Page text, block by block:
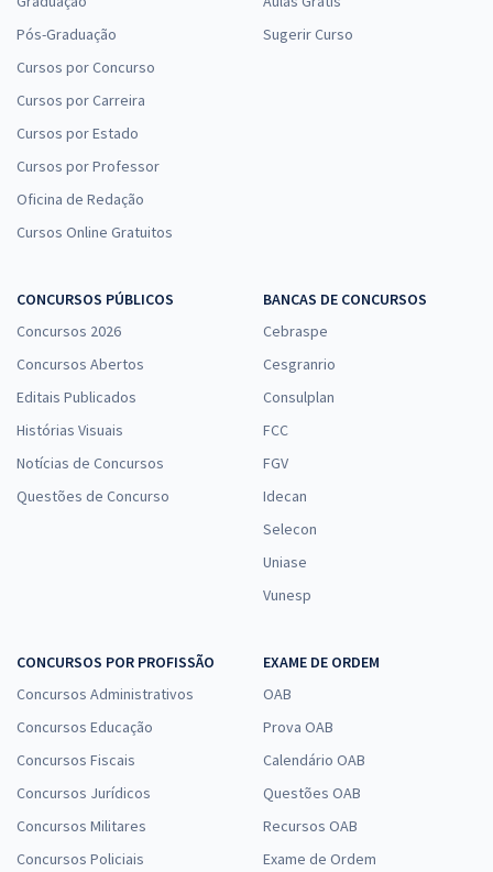
Pós-Graduação
Cursos por Concurso
Cursos por Carreira
Cursos por Estado
Cursos por Professor
Oficina de Redação
Cursos Online Gratuitos
Sugerir Curso
CONCURSOS PÚBLICOS
Concursos 2026
Concursos Abertos
Editais Publicados
Histórias Visuais
Notícias de Concursos
Questões de Concurso
BANCAS DE CONCURSOS
Cebraspe
Cesgranrio
Consulplan
FCC
FGV
Idecan
Selecon
Uniase
Vunesp
CONCURSOS POR PROFISSÃO
Concursos Administrativos
Concursos Educação
Concursos Fiscais
Concursos Jurídicos
Concursos Militares
Concursos Policiais
EXAME DE ORDEM
OAB
Prova OAB
Calendário OAB
Questões OAB
Recursos OAB
Exame de Ordem